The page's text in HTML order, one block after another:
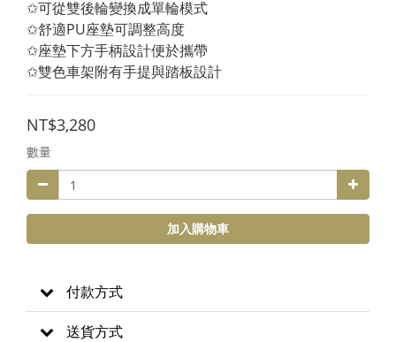
✩可從雙後輪變換成單輪模式
✩舒適PU座墊可調整高度
✩座墊下方手柄設計便於攜帶
✩雙色車架附有手提與踏板設計
NT$3,280
數量
加入購物車
付款方式
送貨方式